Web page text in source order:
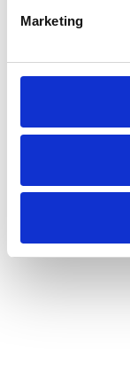
Marketing